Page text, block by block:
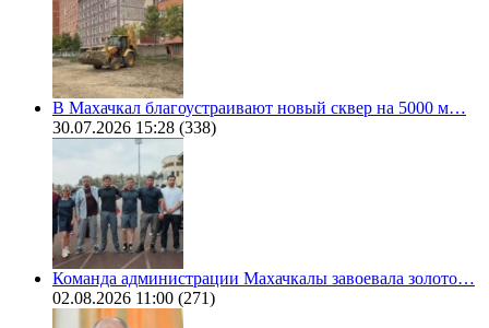
В Махачкал благоустраивают новый сквер на 5000 м…
30.07.2026 15:28 (338)
Команда администрации Махачкалы завоевала золото…
02.08.2026 11:00 (271)